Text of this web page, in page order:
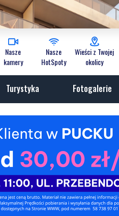
Nasze
kamery
Nasze
HotSpoty
Wieści z Twojej
okolicy
Turystyka Fotogalerie